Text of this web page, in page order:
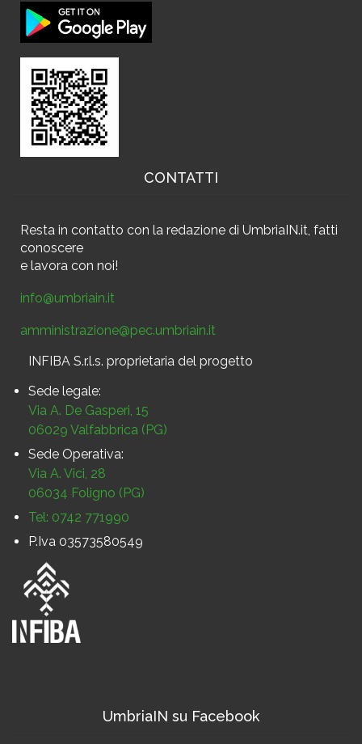
CONTATTI
Resta in contatto con la redazione di UmbriaIN.it, fatti
conoscere
e lavora con noi!
info@umbriain.it
amministrazione@pec.umbriain.it
INFIBA S.r.l.s. proprietaria del progetto
Sede legale:
Via A. De Gasperi, 15
06029 Valfabbrica (PG)
Sede Operativa:
Via A. Vici, 28
06034 Foligno (PG)
Tel: 0742 771990
P.Iva 03573580549
UmbriaIN su Facebook